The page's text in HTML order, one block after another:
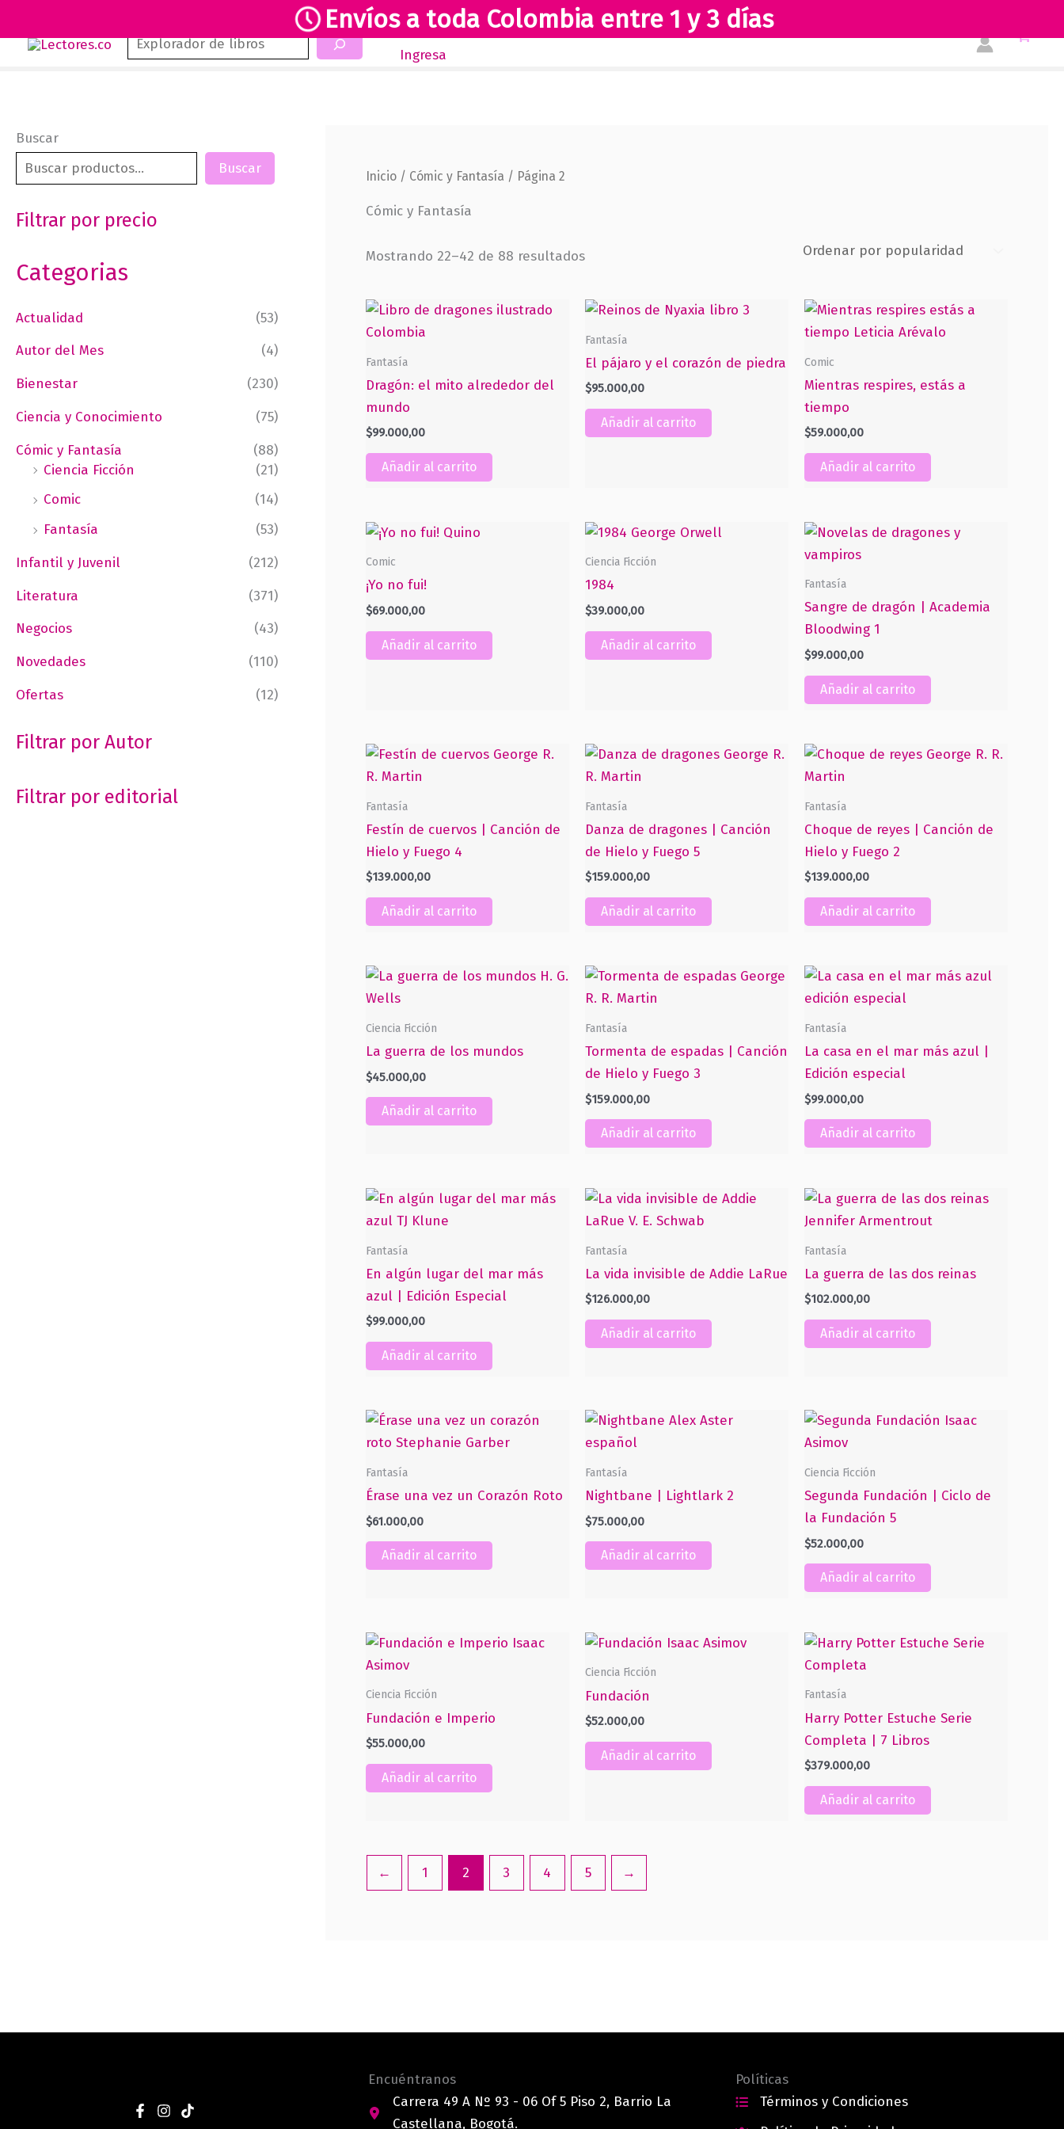
Envíos a toda Colombia entre 1 y 3 días
Buscar Inicio Novedades Revista Club Lectores Tienda
Ingresa
Buscar
Buscar
Filtrar por precio
Categorias
Actualidad
(53)
Autor del Mes
(4)
Bienestar
(230)
Ciencia y Conocimiento
(75)
Cómic y Fantasía
(88)
Ciencia Ficción
(21)
Comic
(14)
Fantasía
(53)
Infantil y Juvenil
(212)
Literatura
(371)
Negocios
(43)
Novedades
(110)
Ofertas
(12)
Filtrar por Autor
Filtrar por editorial
Inicio / Cómic y Fantasía / Página 2
Cómic y Fantasía
Mostrando 22–42 de 88 resultadosSorted
Fantasía
Dragón: el mito alrededor del
mundo
$99.000,00
Añadir al carrito
Fantasía
El pájaro y el corazón de piedra
$95.000,00
Añadir al carrito
Comic
Mientras respires, estás a
tiempo
$59.000,00
Añadir al carrito
Comic
¡Yo no fui!
$69.000,00
Añadir al carrito
Ciencia Ficción
1984
$39.000,00
Añadir al carrito
Fantasía
Sangre de dragón | Academia
Bloodwing 1
$99.000,00
Añadir al carrito
Fantasía
Festín de cuervos | Canción de
Hielo y Fuego 4
$139.000,00
Añadir al carrito
Fantasía
Danza de dragones | Canción
de Hielo y Fuego 5
$159.000,00
Añadir al carrito
Fantasía
Choque de reyes | Canción de
Hielo y Fuego 2
$139.000,00
Añadir al carrito
Ciencia Ficción
La guerra de los mundos
$45.000,00
Añadir al carrito
Fantasía
Tormenta de espadas | Canción
de Hielo y Fuego 3
$159.000,00
Añadir al carrito
Fantasía
La casa en el mar más azul |
Edición especial
$99.000,00
Añadir al carrito
Fantasía
En algún lugar del mar más
azul | Edición Especial
$99.000,00
Añadir al carrito
Fantasía
La vida invisible de Addie LaRue
$126.000,00
Añadir al carrito
Fantasía
La guerra de las dos reinas
$102.000,00
Añadir al carrito
Fantasía
Érase una vez un Corazón Roto
$61.000,00
Añadir al carrito
Fantasía
Nightbane | Lightlark 2
$75.000,00
Añadir al carrito
Ciencia Ficción
Segunda Fundación | Ciclo de
la Fundación 5
$52.000,00
Añadir al carrito
Ciencia Ficción
Fundación e Imperio
$55.000,00
Añadir al carrito
Ciencia Ficción
Fundación
$52.000,00
Añadir al carrito
Fantasía
Harry Potter Estuche Serie
Completa | 7 Libros
$379.000,00
Añadir al carrito
← 1 2 3 4 5 →
Encuéntranos
Carrera 49 A Nº 93 - 06 Of 5 Piso 2, Barrio La
Castellana, Bogotá.
Políticas
Términos y Condiciones